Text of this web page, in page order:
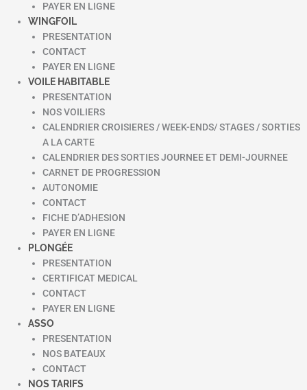
PAYER EN LIGNE
WINGFOIL
PRESENTATION
CONTACT
PAYER EN LIGNE
VOILE HABITABLE
PRESENTATION
NOS VOILIERS
CALENDRIER CROISIERES / WEEK-ENDS/ STAGES / SORTIES
A LA CARTE
CALENDRIER DES SORTIES JOURNEE ET DEMI-JOURNEE
CARNET DE PROGRESSION
AUTONOMIE
CONTACT
FICHE D’ADHESION
PAYER EN LIGNE
PLONGÉE
PRESENTATION
CERTIFICAT MEDICAL
CONTACT
PAYER EN LIGNE
ASSO
PRESENTATION
NOS BATEAUX
CONTACT
NOS TARIFS